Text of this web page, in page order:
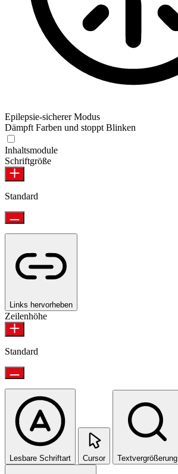
Epilepsie-sicherer Modus
Dämpft Farben und stoppt Blinken
Inhaltsmodule
Schriftgröße
Standard
Links hervorheben
Zeilenhöhe
Standard
Lesbare Schriftart Cursor Textvergrößerung